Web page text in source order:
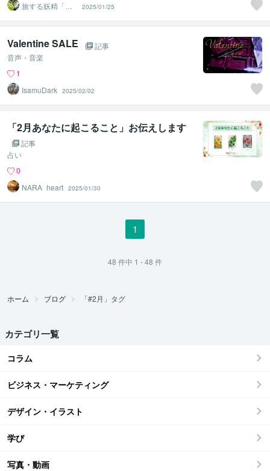
旅する妖精「せ
いちゃん」
2025/01/25
Valentine SALE
記事
音声・音楽
1
IsamuDark 2025/02/02
「2月あなたに起こること」お伝えします
記事
占い
0
NARA_heart 2025/01/30
1
48 件中 1 - 48 件
ホーム ブログ 「#2月」タグ
カテゴリ一覧
コラム
ビジネス・マーケティング
デザイン・イラスト
学び
写真・動画